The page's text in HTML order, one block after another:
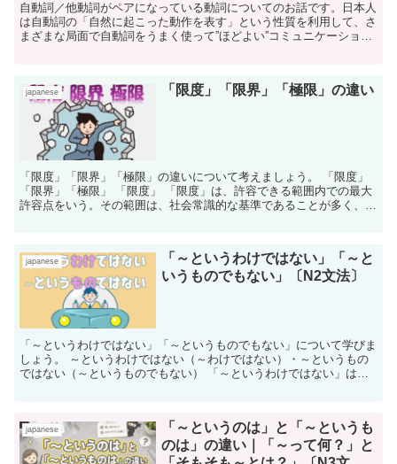
自動詞／他動詞がペアになっている動詞についてのお話です。日本人
は自動詞の「自然に起こった動作を表す」という性質を利用して、さ
まざまな局面で自動詞をうまく使って”ほどよい”コミュニケーション
japanese 「限度」「限界」「極限」の違い
「限度」「限界」「極限」の違いについて考えましょう。 「限度」
「限界」「極限」 「限度」 「限度」は、許容できる範囲内での最大
許容点をいう。その範囲は、社会常識的な基準であることが多く、た
japanese
「～というわけではない」「～と
いうものでもない」〔N2文法〕
「～というわけではない」「～というものでもない」について学びま
しょう。 ～というわけではない（～わけではない）・～というもの
ではない（～というものでもない） 「～というわけではない」は、
japanese
「～というのは」と「～というも
のは」の違い｜「～って何？」と